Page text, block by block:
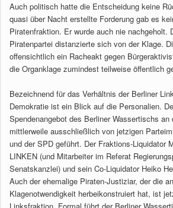
Auch politisch hatte die Entscheidung keine
quasi über Nacht erstellte Forderung gab es
Piratenfraktion. Er wurde auch nie nachgeholt.
Piratenpartei distanzierte sich von der Klage.
offensichtlich ein Racheakt gegen
die Organklage zumindest teilweise öffentlich
Bezeichnend für das Verhältnis der Berliner
Demokratie ist ein Blick auf die Personalien.
Spendenangebot des Berliner Wassertischs
mittlerweile ausschließlich von jetzigen
und der SPD geführt. Der Fraktions-Liquidator
LINKEN (und Mitarbeiter im Referat
Senatskanzlei) und sein Co-Liquidator Heiko
Auch der ehemalige Piraten-Justiziar, der die
Klagenotwendigkeit herbeikonstruiert hat, ist